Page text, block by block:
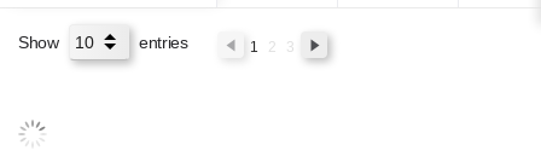
Show entries 1 2 3